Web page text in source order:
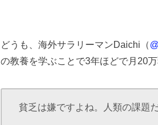
どうも、海外サラリーマンDaichi（
の教養を学ぶことで3年ほどで月20
貧乏は嫌ですよね。人類の課題